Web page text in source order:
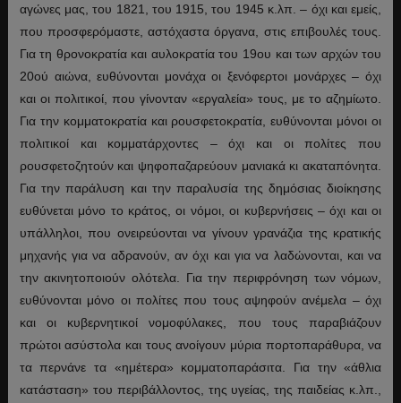
αγώνες μας, του 1821, του 1915, του 1945 κ.λπ. – όχι και εμείς,
που προσφερόμαστε, αστόχαστα όργανα, στις επιβουλές τους.
Για τη θρονοκρατία και αυλοκρατία του 19ου και των αρχών του
20ού αιώνα, ευθύνονται μονάχα οι ξενόφερτοι μονάρχες – όχι
και οι πολιτικοί, που γίνονταν «εργαλεία» τους, με το αζημίωτο.
Για την κομματοκρατία και ρουσφετοκρατία, ευθύνονται μόνοι οι
πολιτικοί και κομματάρχοντες – όχι και οι πολίτες που
ρουσφετοζητούν και ψηφοπαζαρεύουν μανιακά κι ακαταπόνητα.
Για την παράλυση και την παραλυσία της δημόσιας διοίκησης
ευθύνεται μόνο το κράτος, οι νόμοι, οι κυβερνήσεις – όχι και οι
υπάλληλοι, που ονειρεύονται να γίνουν γρανάζια της κρατικής
μηχανής για να αδρανούν, αν όχι και για να λαδώνονται, και να
την ακινητοποιούν ολότελα. Για την περιφρόνηση των νόμων,
ευθύνονται μόνο οι πολίτες που τους αψηφούν ανέμελα – όχι
και οι κυβερνητικοί νομοφύλακες, που τους παραβιάζουν
πρώτοι ασύστολα και τους ανοίγουν μύρια πορτοπαράθυρα, να
τα περνάνε τα «ημέτερα» κομματοπαράσιτα. Για την «άθλια
κατάσταση» του περιβάλλοντος, της υγείας, της παιδείας κ.λπ.,